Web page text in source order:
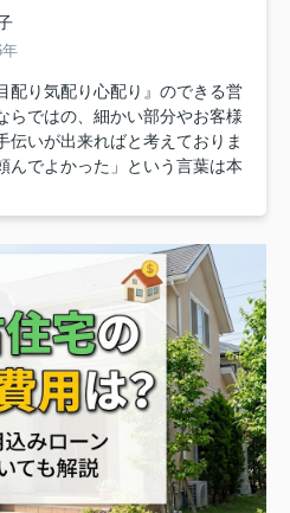
配り気配り心配り』のできる営
らではの、細かい部分やお客様
伝いが出来ればと考えておりま
んでよかった」という言葉は本